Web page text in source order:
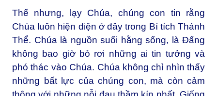
Thế nhưng, lạy Chúa, chúng con tin rằng
Chúa luôn hiện diện ở đây trong Bí tích Thánh
Thể. Chúa là nguồn suối hằng sống, là Đấng
không bao giờ bỏ rơi những ai tin tưởng và
phó thác vào Chúa. Chúa không chỉ nhìn thấy
những bất lực của chúng con, mà còn cảm